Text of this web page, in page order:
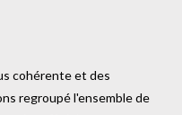
cohérente et des
regroupé l'ensemble de